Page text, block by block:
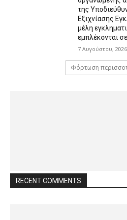
της
Εξιχνίασης
μέλη
εμπλέκονται
7 Αυγούστου, 2026
Φόρτωση
RECENT COMMENTS